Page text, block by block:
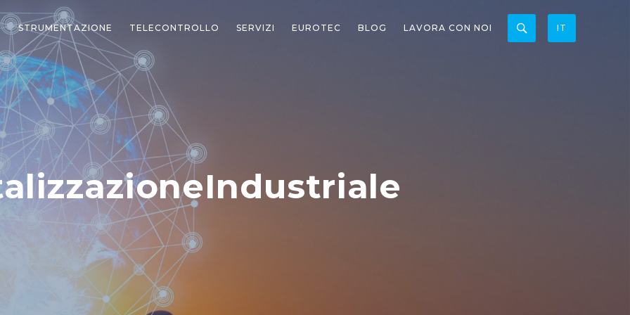
STRUMENTAZIONE TELECONTROLLO SERVIZI EUROTEC BLOG LAVORA CON NOI IT